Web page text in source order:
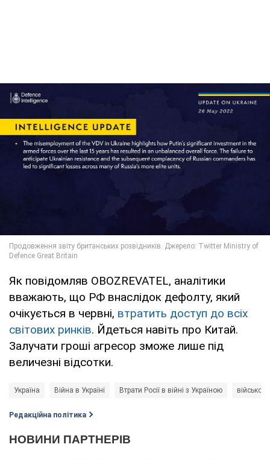
Як повідомляв OBOZREVATEL, аналітики
вважають, що РФ внаслідок дефолту, який
очікується в червні, втратить доступ до всіх
світових ринків. Йдеться навіть про Китай.
Залучати гроші агресор зможе лише під
величезні відсотки.
Україна Війна в Україні Втрати Росії в війні з Україною військові
Редакційна політика